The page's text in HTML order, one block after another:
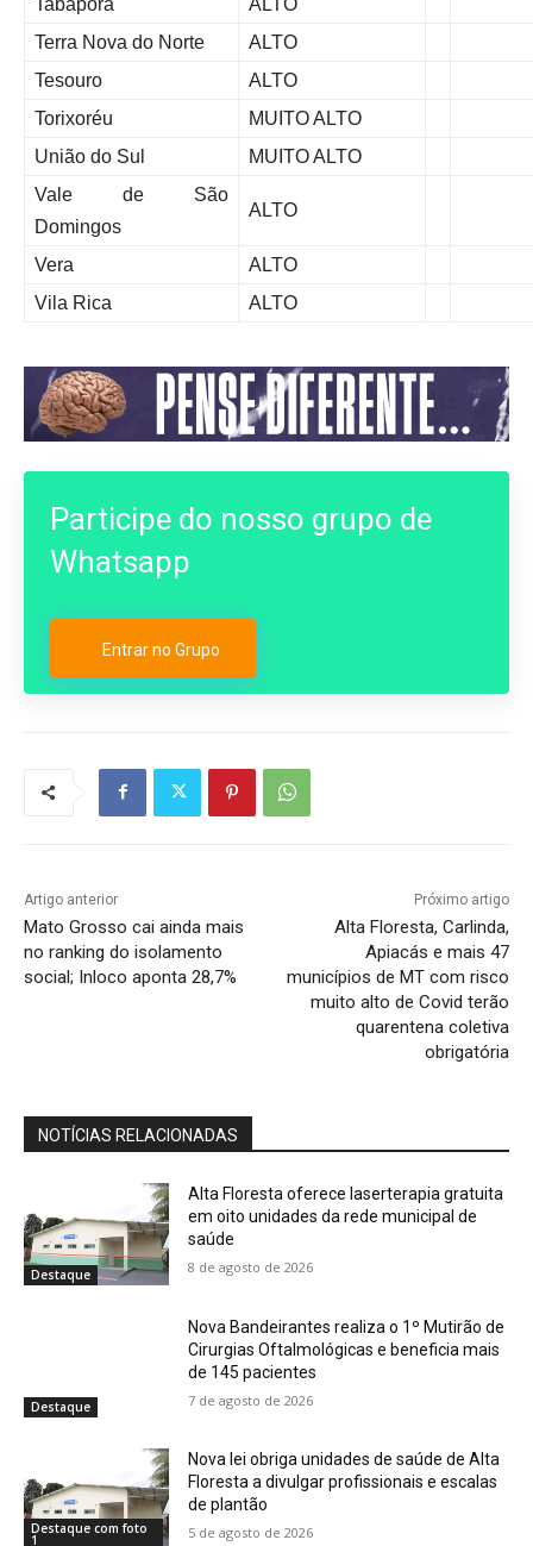
Tabaporã
ALTO
Terra Nova do Norte
ALTO
Tesouro
ALTO
Torixoréu
MUITO ALTO
União do Sul
MUITO ALTO
Vale de São
Domingos
ALTO
Vera
ALTO
Vila Rica
ALTO
Participe do nosso grupo de
Whatsapp
Entrar no Grupo
Artigo anterior
Mato Grosso cai ainda mais
no ranking do isolamento
social; Inloco aponta 28,7%
Próximo artigo
Alta Floresta, Carlinda,
Apiacás e mais 47
municípios de MT com risco
muito alto de Covid terão
quarentena coletiva
obrigatória
NOTÍCIAS RELACIONADAS
Destaque
Alta Floresta oferece laserterapia gratuita
em oito unidades da rede municipal de
saúde
8 de agosto de 2026
Destaque
Nova Bandeirantes realiza o 1º Mutirão de
Cirurgias Oftalmológicas e beneficia mais
de 145 pacientes
7 de agosto de 2026
Destaque com foto
1
Nova lei obriga unidades de saúde de Alta
Floresta a divulgar profissionais e escalas
de plantão
5 de agosto de 2026